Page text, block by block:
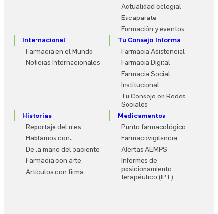
Actualidad colegial
Escaparate
Formación y eventos
Internacional
Farmacia en el Mundo
Noticias Internacionales
Tu Consejo Informa
Farmacia Asistencial
Farmacia Digital
Farmacia Social
Institucional
Tu Consejo en Redes
Sociales
Historias
Reportaje del mes
Hablamos con…
De la mano del paciente
Farmacia con arte
Artículos con firma
Medicamentos
Punto farmacológico
Farmacovigilancia
Alertas AEMPS
Informes de
posicionamiento
terapéutico (IPT)